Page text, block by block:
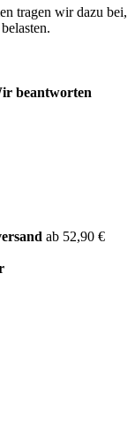
tragen wir dazu bei,
beantworten
ab 52,90 €